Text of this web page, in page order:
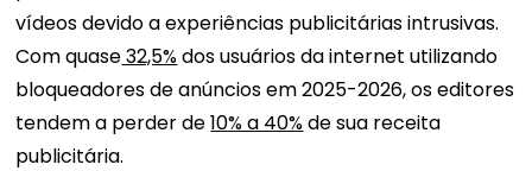
vídeos devido a experiências publicitárias intrusivas.
Com quase32,5%dos usuários da internet utilizando
bloqueadores de anúncios em 2025-2026, os editores
tendem a perder de10% a 40%de sua receita
publicitária.